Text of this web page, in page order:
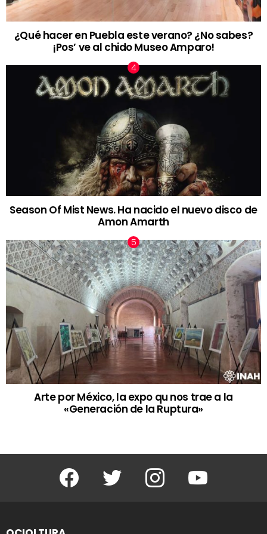
¿Qué hacer en Puebla este verano? ¿No sabes?
¡Pos’ ve al chido Museo Amparo!
Season Of Mist News. Ha nacido el nuevo disco de
Amon Amarth
Arte por México, la expo qu nos trae a la
«Generación de la Ruptura»
Facebook Twitter Instagram Youtube